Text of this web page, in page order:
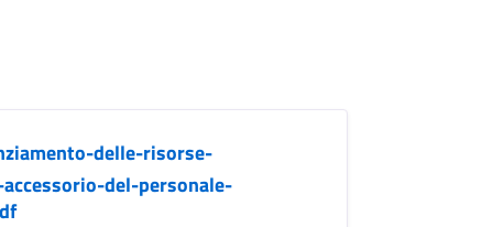
delle-risorse-
del-personale-